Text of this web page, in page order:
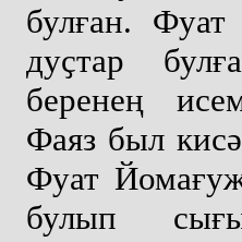
булған.
дуҫтар
беренең
Фаяз был
Фуат
булып